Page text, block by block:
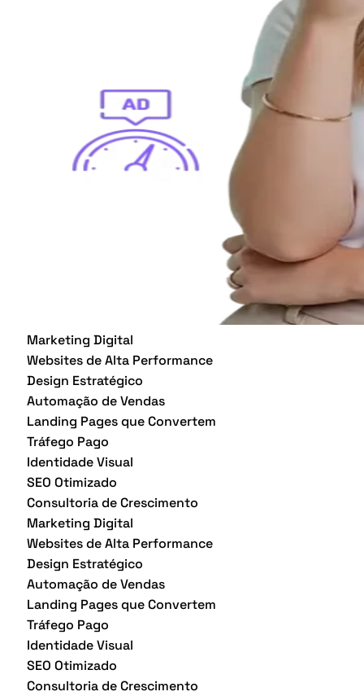
Marketing Digital
Websites de Alta Performance
Design Estratégico
Automação de Vendas
Landing Pages que Convertem
Tráfego Pago
Identidade Visual
SEO Otimizado
Consultoria de Crescimento
Marketing Digital
Websites de Alta Performance
Design Estratégico
Automação de Vendas
Landing Pages que Convertem
Tráfego Pago
Identidade Visual
SEO Otimizado
Consultoria de Crescimento